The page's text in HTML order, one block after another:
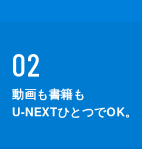
02
動画も書籍も
U-NEXTひとつでOK。